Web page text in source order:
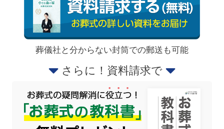
葬儀社と分からない封筒での郵送も可能
さらに！資料請求で